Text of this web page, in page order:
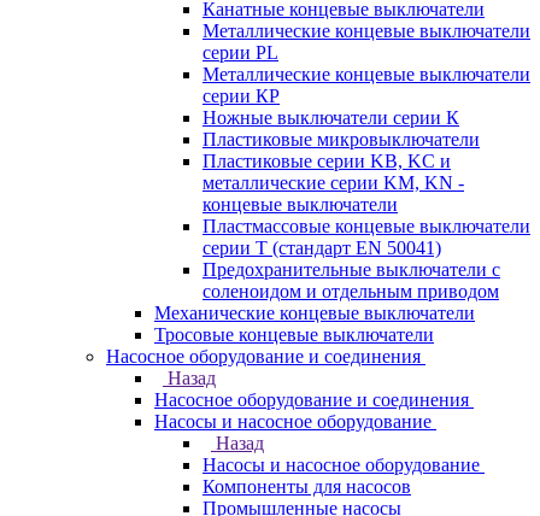
Канатные концевые выключатели
Металлические концевые выключатели
серии PL
Металлические концевые выключатели
серии КP
Ножные выключатели серии К
Пластиковые микровыключатели
Пластиковые серии KB, KC и
металлические серии KM, KN -
концевые выключатели
Пластмассовые концевые выключатели
серии T (стандарт EN 50041)
Предохранительные выключатели с
соленоидом и отдельным приводом
Механические концевые выключатели
Тросовые концевые выключатели
Насосное оборудование и соединения
Назад
Насосное оборудование и соединения
Насосы и насосное оборудование
Назад
Насосы и насосное оборудование
Компоненты для насосов
Промышленные насосы